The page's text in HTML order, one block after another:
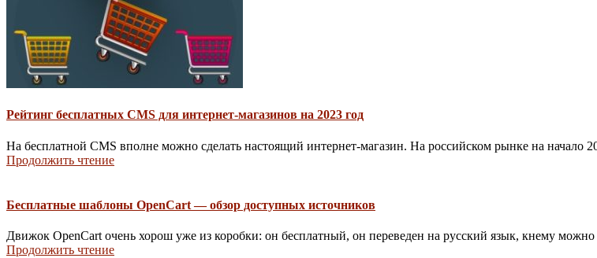
Рейтинг бесплатных CMS для интернет-магазинов на 2023 год
На бесплатной CMS вполне можно сделать настоящий интернет-магазин. На российском рынке на начало
Продолжить чтение
Бесплатные шаблоны OpenCart — обзор доступных источников
Движок OpenCart очень хорош уже из коробки: он бесплатный, он переведен на русский язык, кнему
Продолжить чтение